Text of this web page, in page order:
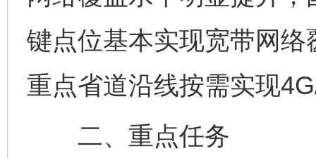
键点位基本实现宽带网
重点省道沿线按需实现
二、重点任务